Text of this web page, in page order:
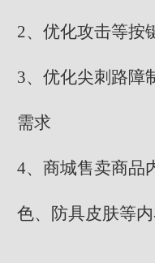
2、优化攻击等按
3、优化尖刺路障
需求
4、商城售卖商品
色、防具皮肤等